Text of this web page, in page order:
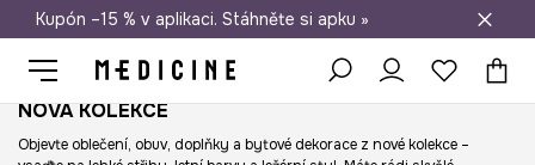
Doprava zdarma při nákupu nad 1 200 Kč
Kupón –15 % v aplikaci. Stáhněte si apku »
NOVÁ KOLEKCE
Objevte oblečení, obuv, doplňky a bytové dekorace z nové kolekce –